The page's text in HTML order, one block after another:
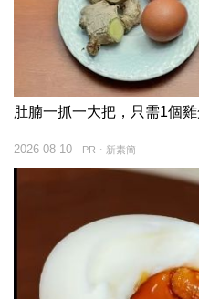
肚腩一抓一大把，只需1個
PR・新素簡
2026-08-10